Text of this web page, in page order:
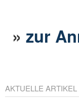
»zur
AKTUELLE ARTIKEL